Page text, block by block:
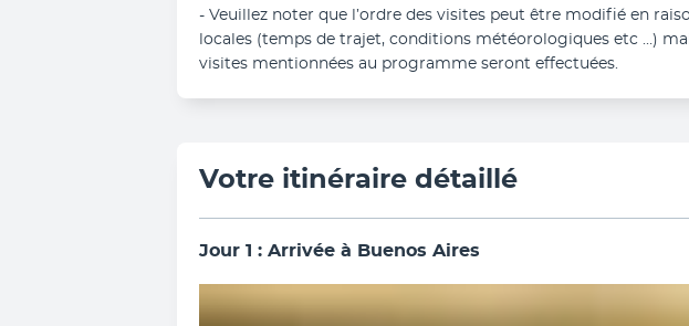
- Veuillez noter que l’ordre des visites peut être modifié en
locales (temps de trajet, conditions météorologiques etc …)
visites mentionnées au programme seront effectuées.
Votre itinéraire détaillé
Jour 1 : Arrivée à Buenos Aires